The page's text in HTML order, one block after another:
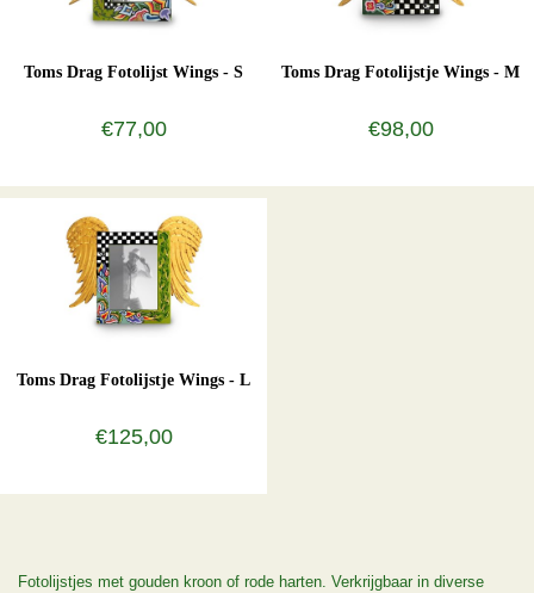
Toms Drag Fotolijst Wings - S
€77,00
Toms Drag Fotolijstje Wings - M
€98,00
Toms Drag Fotolijstje Wings - L
€125,00
Fotolijstjes met gouden kroon of rode harten. Verkrijgbaar in diverse